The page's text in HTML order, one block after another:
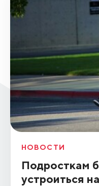
НОВОСТИ
Подросткам
устроиться